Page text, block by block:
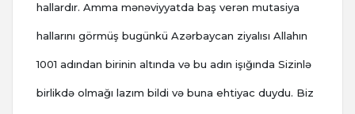
hallardır. Amma mənəviyyatda baş verən mutasiya
hallarını görmüş bugünkü Azərbaycan ziyalısı Allahın
1001 adından birinin altında və bu adın işığında Sizinlə
birlikdə olmağı lazım bildi və buna ehtiyac duydu. Biz